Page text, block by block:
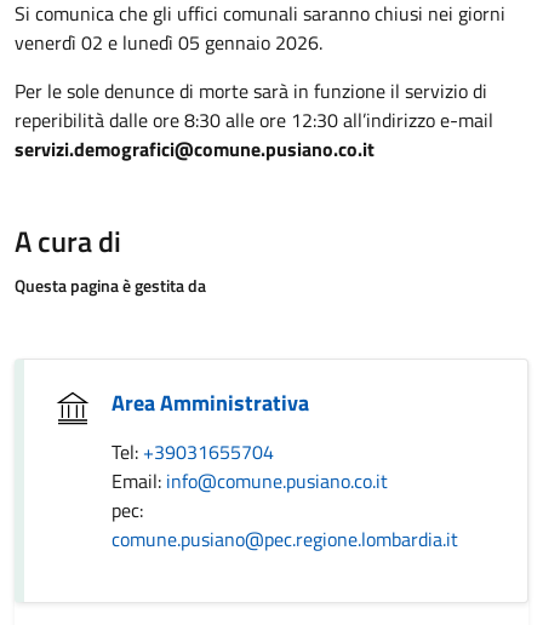
Si comunica che gli uffici comunali saranno chiusi nei giorni
venerdì 02 e lunedì 05 gennaio 2026.
Per le sole denunce di morte sarà in funzione il servizio di
reperibilità dalle ore 8:30 alle ore 12:30 all’indirizzo e-mail
servizi.demografici@comune.pusiano.co.it
A cura di
Questa pagina è gestita da
Area Amministrativa
Tel: +39031655704
Email: info@comune.pusiano.co.it
pec:
comune.pusiano@pec.regione.lombardia.it